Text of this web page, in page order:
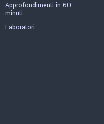
Approfondimenti in 60
minuti
Laboratori